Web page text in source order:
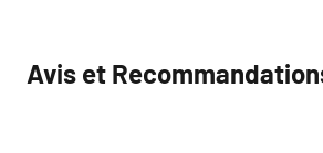
Avis et